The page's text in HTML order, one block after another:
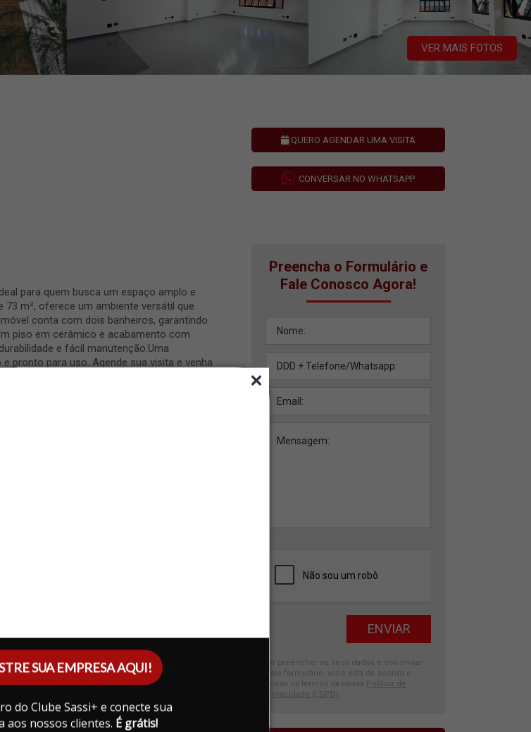
SUA EMPRESA AQUI!
do Clube Sassi+ e conecte sua
aos nossos clientes. É grátis!
VER MAIS FOTOS
QUERO AGENDAR UMA VISITA
CONVERSAR NO WHATSAPP
para quem busca um espaço amplo e
m², oferece um ambiente versátil que
conta com dois banheiros, garantindo
piso em cerâmico e acabamento com
e fácil manutenção.Uma
pronto para uso. Agende sua visita e venha
Preencha o Formulário e
Fale Conosco Agora!
Ao preencher os seus dados e nos enviar
este formulário, você está de acordo e
aceita os termos da nossa
Política de
Privacidade (LGPD)